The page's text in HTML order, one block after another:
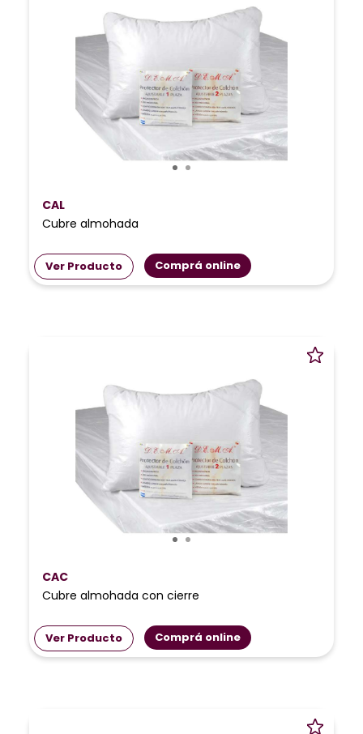
CAL
Cubre almohada
Ver Producto Comprá online
CAC
Cubre almohada con cierre
Ver Producto Comprá online